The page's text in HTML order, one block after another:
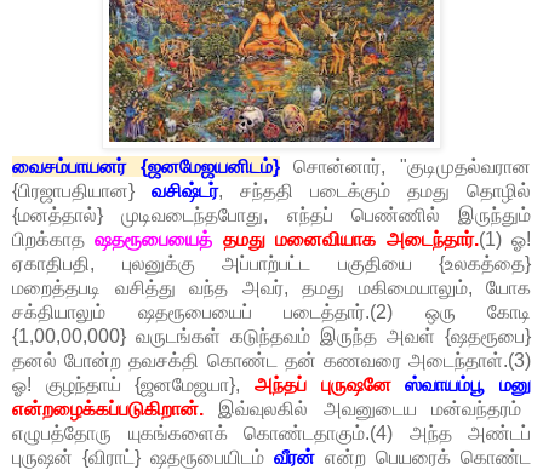
வைசம்பாயனர் {ஜனமேஜயனிடம்}சொன்னார், "குடிமுதல்வரான
{பிரஜாபதியான} வசிஷ்டர், சந்ததி படைக்கும் தமது தொழில்
{மனத்தால்} முடிவடைந்தபோது, எந்தப் பெண்ணில் இருந்தும்
பிறக்காதஷதரூபையைத் தமது மனைவியாக அடைந்தார்.(1) ஓ!
ஏகாதிபதி, புலனுக்கு அப்பாற்பட்ட பகுதியை {உலகத்தை}
மறைத்தபடி வசித்து வந்த அவர், தமது மகிமையாலும், யோக
சக்தியாலும் ஷதரூபையைப் படைத்தார்.(2) ஒரு கோடி
{1,00,00,000} வருடங்கள் கடுந்தவம் இருந்த அவள் {ஷதரூபை}
தனல் போன்ற தவசக்தி கொண்ட தன் கணவரை அடைந்தாள்.(3)
ஓ! குழந்தாய் {ஜனமேஜயா}, அந்தப் புருஷனேஸ்வாயம்பூ மனு
என்றழைக்கப்படுகிறான். இவ்வுலகில் அவனுடைய மன்வந்தரம்
எழுபத்தோரு யுகங்களைக் கொண்டதாகும்.(4) அந்த அண்டப்
புருஷன் {விராட்} ஷதரூபையிடம் வீரன் என்ற பெயரைக் கொண்ட